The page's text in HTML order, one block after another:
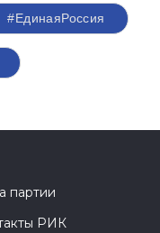
#ЕдинаяРоссия
партии
РИК